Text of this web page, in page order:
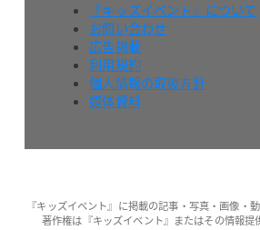
『キッズイベント』について
お問い合わせ
広告掲載
利用規約
個人情報の取扱方針
媒体資料
『キッズイベント』に掲載の記事・写真・画像・
著作権は『キッズイベント』またはその情報提